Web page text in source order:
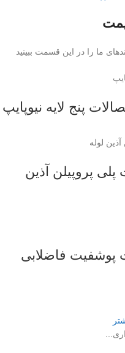
ما را در این قسمت ببینید
پروپیلن آذین
پوشفیت فاضلابی